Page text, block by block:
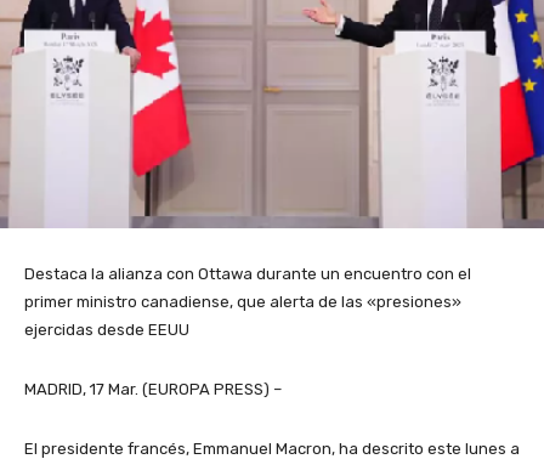
Destaca la alianza con Ottawa durante un encuentro con el
primer ministro canadiense, que alerta de las «presiones»
ejercidas desde EEUU
MADRID, 17 Mar. (EUROPA PRESS) –
El presidente francés, Emmanuel Macron, ha descrito este lunes a